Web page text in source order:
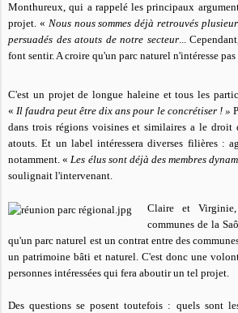
Monthureux, qui a rappelé les principaux
projet. « Nous nous sommes déjà retrouvés
persuadés des atouts de notre secteur...
font sentir. A croire qu'un parc naturel n'intéresse
C'est un projet de longue haleine et tous les
«Il faudra peut être dix ans pour le concrétiser ! »
dans trois régions voisines et similaires a le droit
atouts. Et un label intéressera diverses filières :
notamment. «Les élus sont déjà des membres
soulignait l'intervenant.
Claire et
communes de la
qu'un parc naturel est un contrat entre des
un patrimoine bâti et naturel. C'est donc une
personnes intéressées qui fera aboutir un tel projet.
Des questions se posent toutefois : quels sont